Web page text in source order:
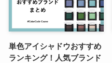
単色アイシャドウおすすめ
ランキング！人気ブランド